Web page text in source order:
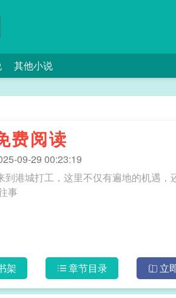
其他小说
费阅读
09-29 00:23:19
到港城打工，这里不仅有遍地的机遇
湖往事
架 章节目录 立